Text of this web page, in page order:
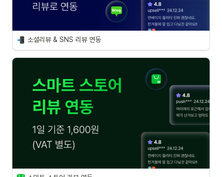
소셜리뷰 & SNS 리뷰 연동